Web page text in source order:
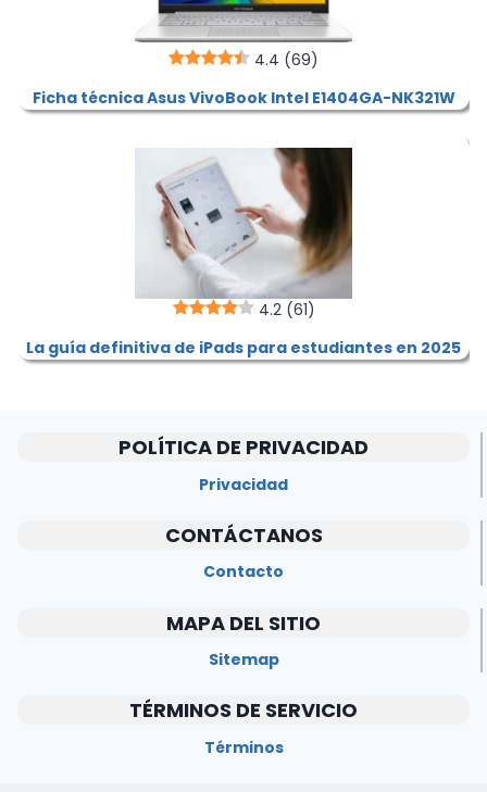
4.4 (69)
Ficha técnica Asus VivoBook Intel E1404GA-NK321W
4.2 (61)
La guía definitiva de iPads para estudiantes en 2025
POLÍTICA DE PRIVACIDAD
Privacidad
CONTÁCTANOS
Contacto
MAPA DEL SITIO
Sitemap
TÉRMINOS DE SERVICIO
Términos